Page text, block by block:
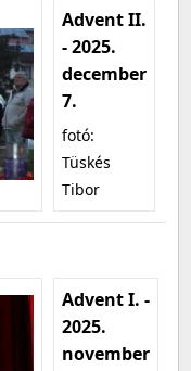
Advent II.
- 2025.
december
7.
fotó:
Tüskés
Tibor
Advent I. -
2025.
november